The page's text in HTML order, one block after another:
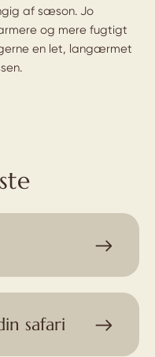
af sæson. Jo
og mere fugtigt
en let, langærmet
safari